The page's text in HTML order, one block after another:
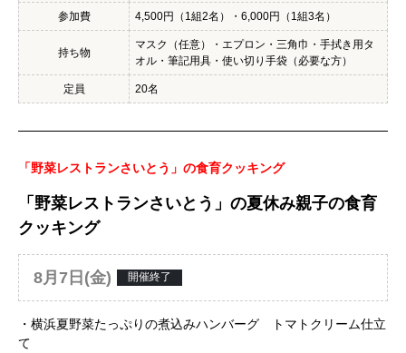
参加費 4,500円（1組2名）・6,000円（1組3名）
持ち物
マスク（任意）・エプロン・三角巾・手拭き用タ
オル・筆記用具・使い切り手袋（必要な方）
定員 20名
「野菜レストランさいとう」の食育クッキング
「野菜レストランさいとう」の夏休み親子の食育
クッキング
8月7日(金) 開催終了
・横浜夏野菜たっぷりの煮込みハンバーグ トマトクリーム仕立
て